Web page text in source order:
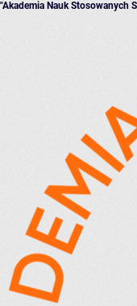
"Akademia Nauk Stosowanych